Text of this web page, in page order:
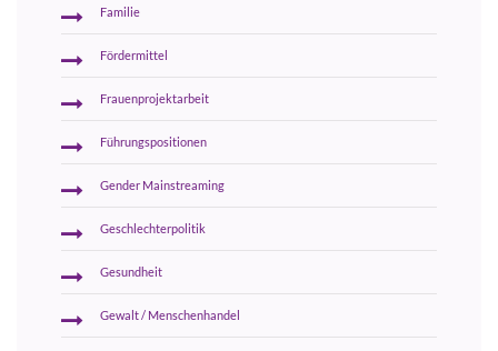
Familie
Fördermittel
Frauenprojektarbeit
Führungspositionen
Gender Mainstreaming
Geschlechterpolitik
Gesundheit
Gewalt / Menschenhandel